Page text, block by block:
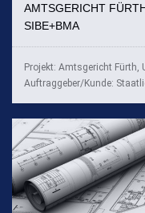
AMTSGERICHT
SIBE+BMA
Projekt: Amtsgericht Fürth,
Auftraggeber/Kunde: